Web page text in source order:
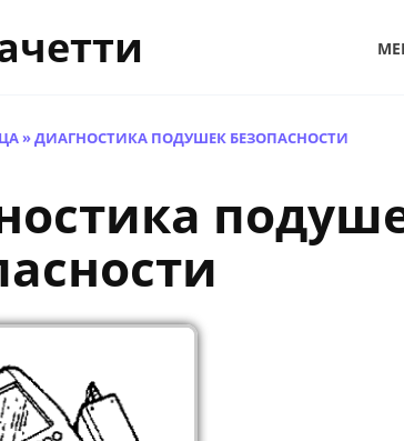
»ДИАГНОСТИКА ПОДУШЕК БЕЗОПАСНОСТИ